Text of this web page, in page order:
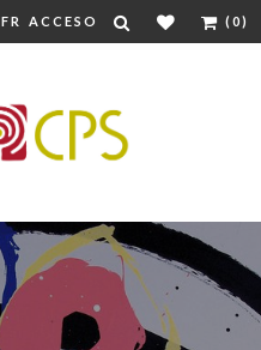
FR ACCESO (0)